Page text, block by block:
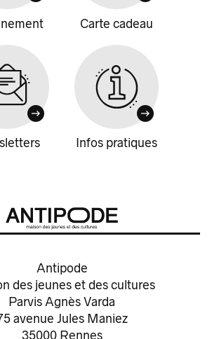
Carte cadeau
Infos pratiques
Antipode
des jeunes et des cultures
Parvis Agnès Varda
avenue Jules Maniez
35000 Rennes